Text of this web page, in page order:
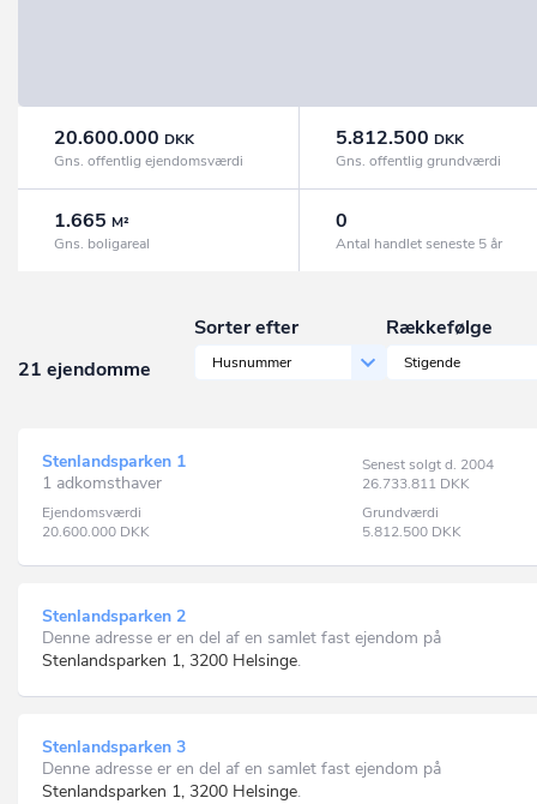
20.600.000 DKK
Gns. offentlig ejendomsværdi
5.812.500 DKK
Gns. offentlig grundværdi
1.665 M²
Gns. boligareal
0
Antal handlet seneste 5 år
21 ejendomme
Sorter efter
Husnummer
Rækkefølge
Stigende
Stenlandsparken 1
1 adkomsthaver
Senest solgt d. 2004
26.733.811 DKK
Ejendomsværdi
20.600.000 DKK
Grundværdi
5.812.500 DKK
Stenlandsparken 2
Denne adresse er en del af en samlet fast ejendom på
Stenlandsparken 1, 3200 Helsinge.
Stenlandsparken 3
Denne adresse er en del af en samlet fast ejendom på
Stenlandsparken 1, 3200 Helsinge.